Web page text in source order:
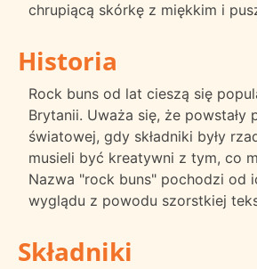
chrupiącą skórkę z miękkim i
Historia
Rock buns od lat cieszą się
Brytanii. Uważa się, że powstały
światowej, gdy składniki były
musieli być kreatywni z tym, co
Nazwa "rock buns" pochodzi od
wyglądu z powodu szorstkiej
Składniki